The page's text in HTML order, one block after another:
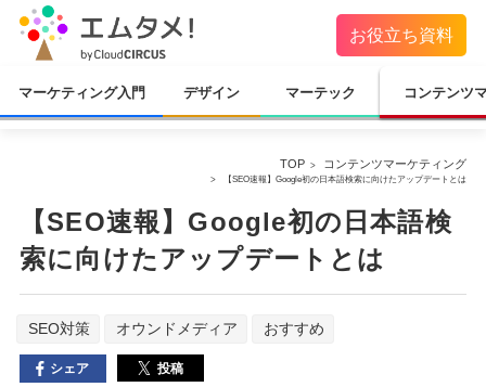
お役立ち資料
マーケティング入門 デザイン マーテック コンテンツ
TOP コンテンツマーケティング
【SEO速報】Google初の日本語検索に向けたアップデートとは
【SEO速報】Google初の日本語検
索に向けたアップデートとは
SEO対策 オウンドメディア おすすめ
シェア 投稿